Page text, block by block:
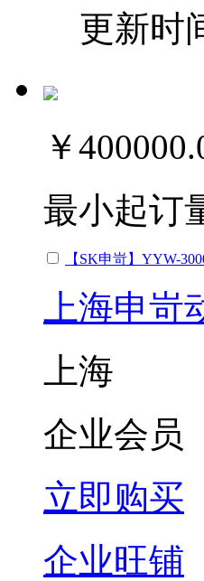
更新时
￥
最小起订
【SK申岢】YYW-
上海申
上海
企业会员
立即购买
企业旺铺